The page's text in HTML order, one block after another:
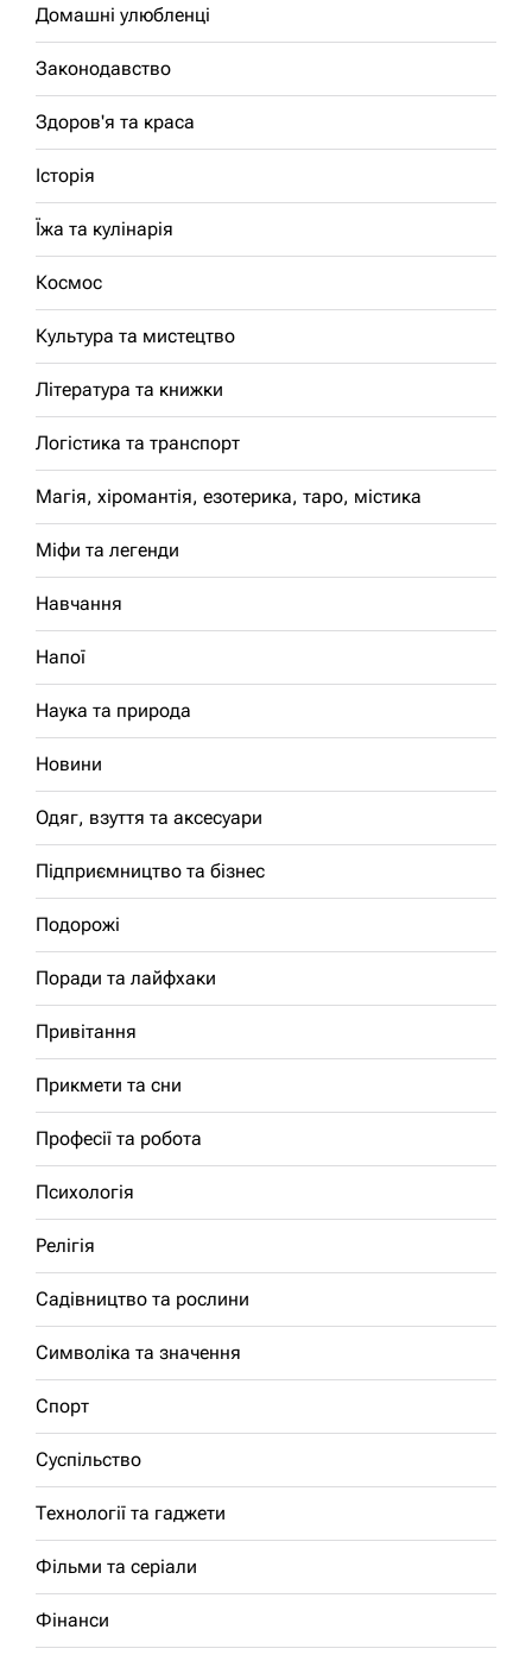
Домашні улюбленці
Законодавство
Здоров'я та краса
Історія
Їжа та кулінарія
Космос
Культура та мистецтво
Література та книжки
Логістика та транспорт
Магія, хіромантія, езотерика, таро, містика
Міфи та легенди
Навчання
Напої
Наука та природа
Новини
Одяг, взуття та аксесуари
Підприємництво та бізнес
Подорожі
Поради та лайфхаки
Привітання
Прикмети та сни
Професії та робота
Психологія
Релігія
Садівництво та рослини
Символіка та значення
Спорт
Суспільство
Технології та гаджети
Фільми та серіали
Фінанси